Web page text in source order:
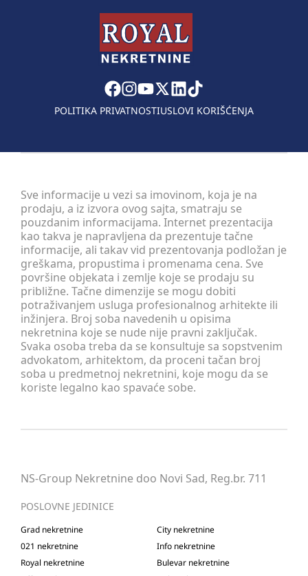
POLITIKA PRIVATNOSTIUSLOVI KORIŠĆENJA
Sve informacije u vezi sa imovinom, koja je na
prodaju, a iz izvora ovog sajta, smatraju se
pouzdanim informacijama. Internet prezentacija
kao takva je napravljena da prezentuje tačne
informacije, ali takav vid prezentovanja podložan je
greškama, propustima i promenama cena. Sve
površine objekata i zemlje koje se prodaju su
približne. Tačne dimenzije se mogu dobiti
potraživanjem usluga profesionalnog arhitekte ili
inžinjera. Broj soba navedenih u opisima
nekretnina koje se nude nije pravni zaključak.
Svaka osoba treba da se konsultuje sa sopstvenim
advokatom, arhitektom, da proceni tačan broj
soba u predmetnoj nekretnini, koje mogu da se
koriste legalno kao spavaće sobe.
NS-Group Nekretnine doo Novi Sad, Reg.br. 711
POSLOVNE JEDINICE
Grad nekretnine
City nekretnine
021 nekretnine
Info nekretnine
Royal nekretnine
Bulevar nekretnine